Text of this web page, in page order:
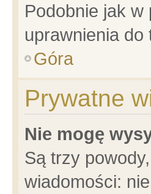
Podobnie jak w
uprawnienia
Góra
Prywatne
Nie mogę
Są trzy
wiadomości: